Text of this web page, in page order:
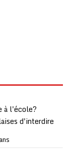
à l'école?
d'interdire